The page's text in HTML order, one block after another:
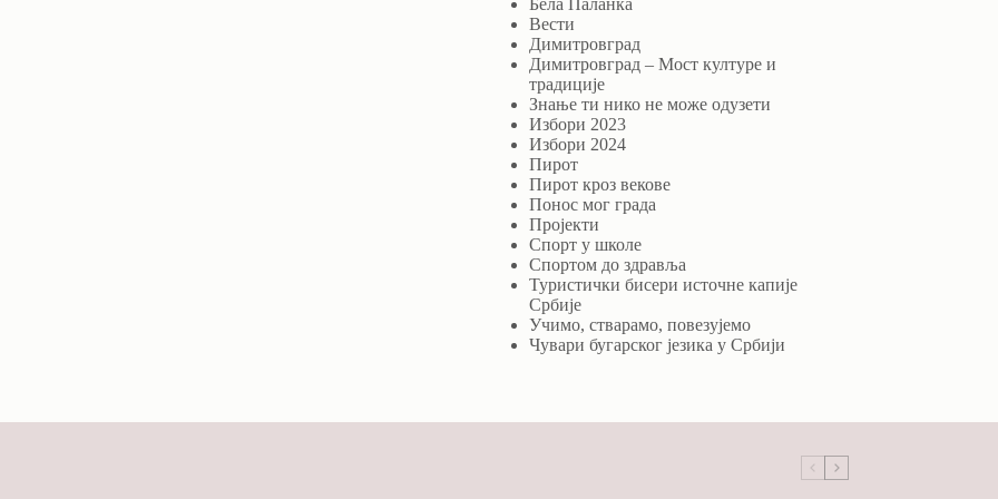
Вести
Димитровград
Димитровград – Мост културе и
традиције
Знање ти нико не може одузети
Избори 2023
Избори 2024
Пирот
Пирот кроз векове
Понос мог града
Пројекти
Спорт у школе
Спортом до здравља
Туристички бисери источне капије
Србије
Учимо, стварамо, повезујемо
Чувари бугарског језика у Србији